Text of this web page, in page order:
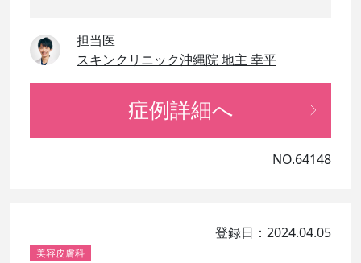
担当医
スキンクリニック沖縄院 地主 幸平
症例詳細へ
NO.64148
登録日：2024.04.05
美容皮膚科